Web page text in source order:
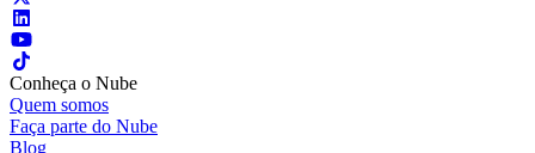
Conheça o Nube
Quem somos
Faça parte do Nube
Blog